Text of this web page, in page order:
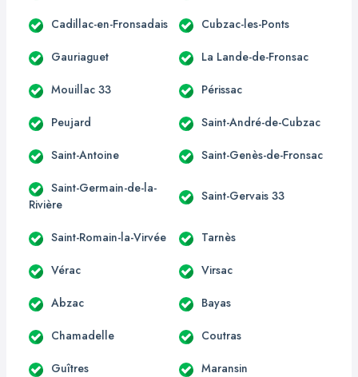
Cadillac-en-Fronsadais Cubzac-les-Ponts
Gauriaguet La Lande-de-Fronsac
Mouillac 33 Périssac
Peujard Saint-André-de-Cubzac
Saint-Antoine Saint-Genès-de-Fronsac
Saint-Germain-de-la-
Rivière
Saint-Gervais 33
Saint-Romain-la-Virvée Tarnès
Vérac Virsac
Abzac Bayas
Chamadelle Coutras
Guîtres Maransin